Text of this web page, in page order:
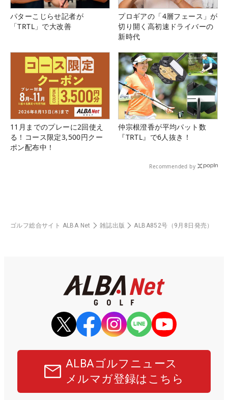
パターこじらせ記者が
「TRTL」で大改善
プロギアの「4層フェース」が
切り開く高初速ドライバーの
新時代
11月までのプレーに2回使え
る！コース限定3,500円クー
ポン配布中！
仲宗根澄香が平均パット数
『TRTL』で6人抜き！
Recommended by
ゴルフ総合サイト ALBA Net 雑誌出版 ALBA852号（9月8日発売）
ALBAゴルフニュース
メルマガ登録はこちら